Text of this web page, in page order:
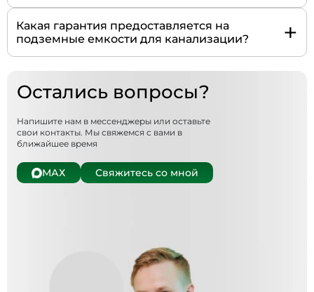
Какая гарантия предоставляется на
подземные емкости для канализации?
+
Остались вопросы?
Напишите нам в мессенджеры или оставьте
свои контакты. Мы свяжемся с вами в
ближайшее время
МАХ Свяжитесь со мной